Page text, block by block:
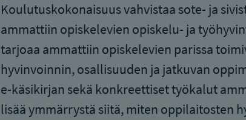
Koulutuskokonaisuus vahvistaa sote- ja
ammattiin opiskelevien opiskelu- ja
tarjoaa ammattiin opiskelevien parissa
hyvinvoinnin, osallisuuden ja jatkuvan
e-käsikirjan sekä konkreettiset työkalut
lisää ymmärrystä siitä, miten oppilaitosten